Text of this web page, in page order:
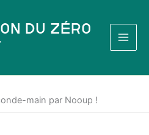
du Zéro
main par Nooup !